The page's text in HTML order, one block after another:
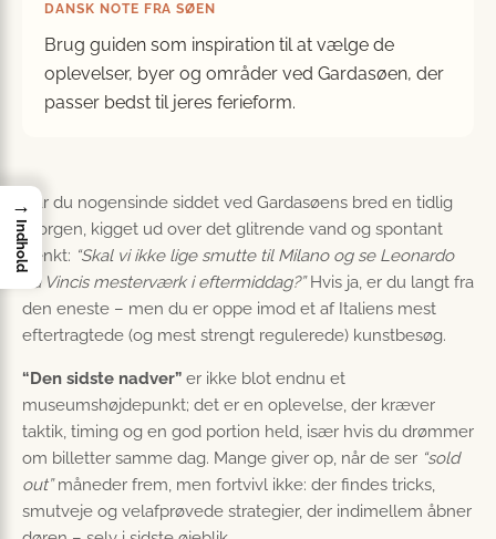
DANSK NOTE FRA SØEN
Brug guiden som inspiration til at vælge de
oplevelser, byer og områder ved Gardasøen, der
passer bedst til jeres ferieform.
Har du nogensinde siddet ved Gardasøens bred en tidlig
morgen, kigget ud over det glitrende vand og spontant
tænkt: “Skal vi ikke lige smutte til Milano og se Leonardo
da Vincis mesterværk i eftermiddag?”Hvis ja, er du langt fra
den eneste – men du er oppe imod et af Italiens mest
eftertragtede (og mest strengt regulerede) kunstbesøg.
“Den sidste nadver” er ikke blot endnu et
museumshøjdepunkt; det er en oplevelse, der kræver
taktik, timing og en god portion held, især hvis du drømmer
om billetter samme dag. Mange giver op, når de ser “sold
out”måneder frem, men fortvivl ikke: der findes tricks,
smutveje og velafprøvede strategier, der indimellem åbner
→
Indhold